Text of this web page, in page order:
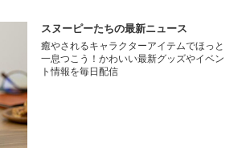
スヌーピーたちの最新ニュース
癒やされるキャラクターアイテムでほっと
一息つこう！かわいい最新グッズやイベン
ト情報を毎日配信